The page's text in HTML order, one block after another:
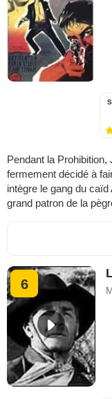
Pendant la
fermement décidé à
intègre le gang du
grand patron de la
6